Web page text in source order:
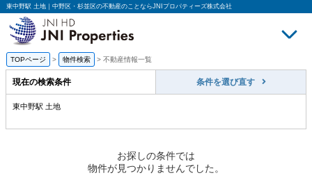
東中野駅 土地｜中野区・杉並区の不動産のことならJNIプロパティーズ株式会社
買いたい 売
TOPページ > 物件検索 > 不動産情報一覧
現在の検索条件 条件を選び直す
東中野駅 土地
お探しの条件では
物件が見つかりませんでした。